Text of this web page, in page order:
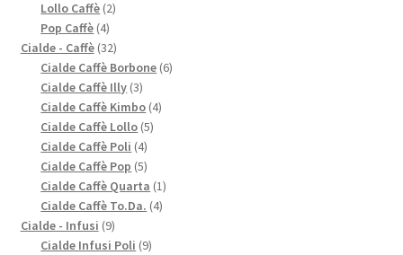
Lollo Caffè 22
Pop Caffè 44
prodotti
Cialde - Caffè 3232
prodotti
Cialde Caffè Borbone 66
Cialde Caffè Illy 33
prodotti
Cialde Caffè Kimbo 44
Cialde Caffè Lollo 55
Cialde Caffè Poli 44
prodotti
Cialde Caffè Pop 55
prodotti
Cialde Caffè Quarta 11
Cialde Caffè To.Da. 44
Cialde - Infusi 99
prodotti
Cialde Infusi Poli 99